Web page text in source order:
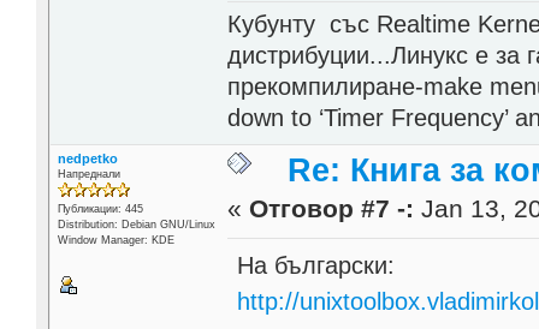
Кубунту със Realtime
дистрибуции...Линукс е за
прекомпилиране-make
down to ‘Timer Frequency’
nedpetko
Напреднали
Публикации: 445
Distribution: Debian GNU/Linux
Window Manager: KDE
Re: Книга за
« Отговор #7 -: Jan 13,
На български:
http://